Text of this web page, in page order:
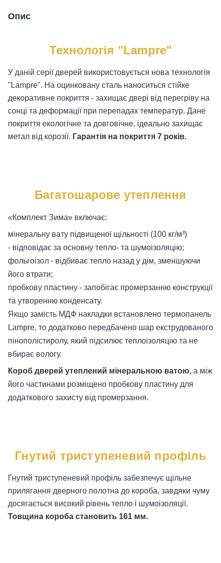
Опис
Технологія "Lampre"
У даній серії дверей використовується нова технологія
"Lampre". На оцинковану сталь наноситься стійке
декоративне покриття - захищає двері від перегріву на
сонці та деформації при перепадах температур. Дане
покриття екологічне та довговічне, ідеально захищає
метал від корозії. Гарантія на покриття 7 років.
Багатошарове утеплення
«Комплект Зима» включає:
мінеральну вату підвищеної щільності (100 кг/м³)
- відповідає за основну тепло- та шумоізоляцію;
фольгоізол - відбиває тепло назад у дім, зменшуючи
його втрати;
пробкову пластину - запобігає промерзанню конструкції
та утворенню конденсату.
Якщо замість МДФ накладки встановлено термопанель
Lampre, то додатково передбачено шар екструдованого
пінополістиролу, який підсилює теплоізоляцію та не
вбирає вологу.
Короб дверей утеплений мінеральною ватою, а між
його частинами розміщено пробкову пластину для
додаткового захисту від промерзання.
Гнутий триступеневий профіль
Гнутий триступеневий профіль забезпечує щільне
прилягання дверного полотна до короба, завдяки чуму
досягається високий рівень тепло і шумоізоляції.
Товщина короба становить 161 мм.